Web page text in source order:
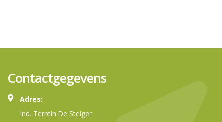
Contactgegevens
Adres:
Ind. Terrein De Steiger